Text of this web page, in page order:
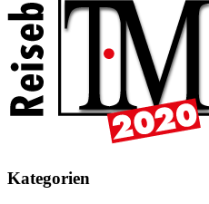
Kategorien